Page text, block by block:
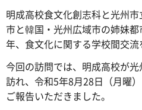
明成高校食文化創志科と光州
市と韓国・光州広域市の姉妹
年、食文化に関する学校間交流
今回の訪問では、明成高校が
訪れ、令和5年8月28日（月曜
ご報告いただきました。